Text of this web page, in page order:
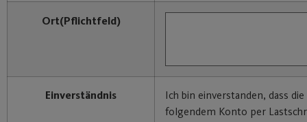
Ort(Pflichtfeld)
Einverständnis
Ich bin einverstanden, dass
folgendem Konto per